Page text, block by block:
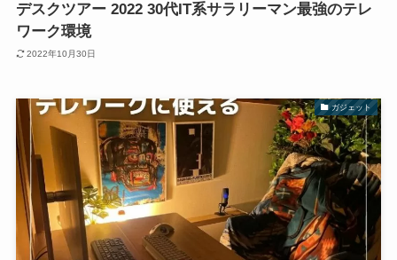
デスクツアー 2022 30代IT系サラリーマン最強のテレ
ワーク環境
2022年10月30日
ガジェット